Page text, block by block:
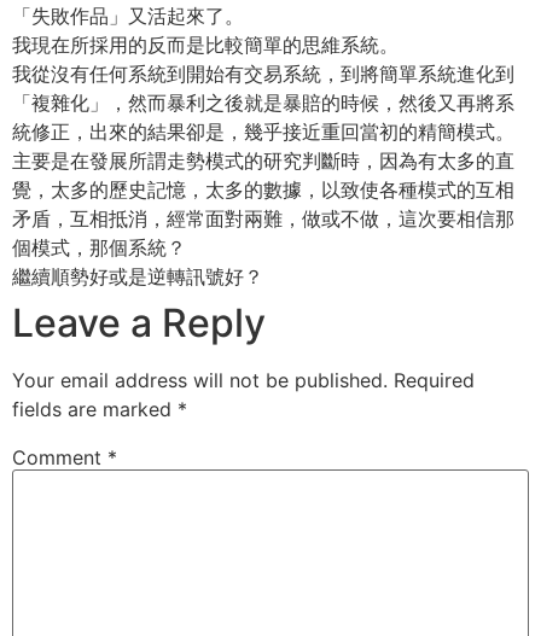
「失敗作品」又活起來了。
我現在所採用的反而是比較簡單的思維系統。
我從沒有任何系統到開始有交易系統，到將簡單系統進化到
「複雜化」，然而暴利之後就是暴賠的時候，然後又再將系
統修正，出來的結果卻是，幾乎接近重回當初的精簡模式。
主要是在發展所謂走勢模式的研究判斷時，因為有太多的直
覺，太多的歷史記憶，太多的數據，以致使各種模式的互相
矛盾，互相抵消，經常面對兩難，做或不做，這次要相信那
個模式，那個系統？
繼續順勢好或是逆轉訊號好？
Leave a Reply
Your email address will not be published. Required
fields are marked *
Comment *